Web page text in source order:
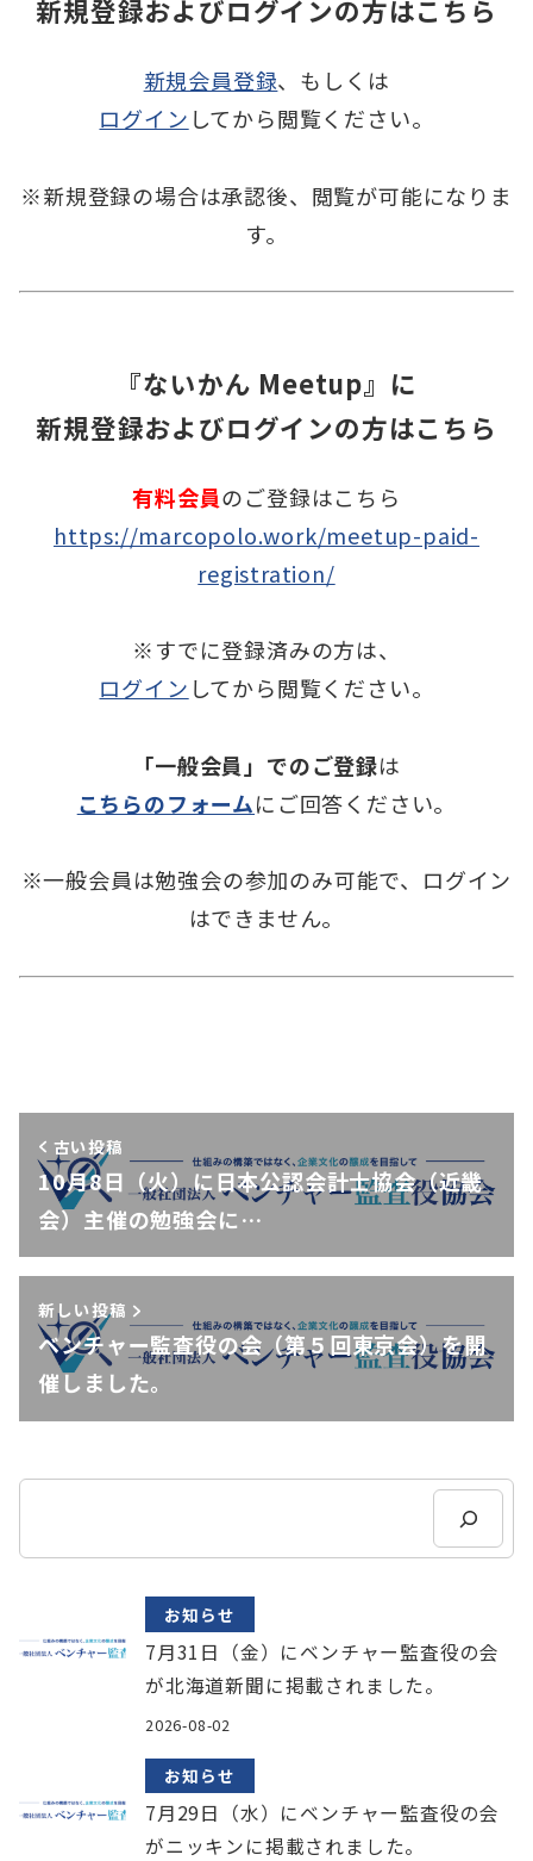
新規登録およびログインの方はこちら
新規会員登録、もしくは
ログイン してから閲覧ください。
※新規登録の場合は承認後、 閲覧が可能になりま
す。
『ないかん Meetup』に
新規登録およびログインの方はこちら
有料会員のご登録はこちら
https://marcopolo.work/meetup-paid-
registration/
※すでに登録済みの方は、
ログイン してから閲覧ください。
「一般会員」でのご登録は
こちらのフォームにご回答ください。
※一般会員は勉強会の参加のみ可能で、ログイン
はできません。
古い投稿
10月8日（火）に日本公認会計士協会（近畿
会）主催の勉強会に…
新しい投稿
ベンチャー監査役の会（第５回東京会）を開
催しました。
お知らせ
7月31日（金）にベンチャー監査役の会
が北海道新聞に掲載されました。
2026-08-02
お知らせ
7月29日（水）にベンチャー監査役の会
がニッキンに掲載されました。